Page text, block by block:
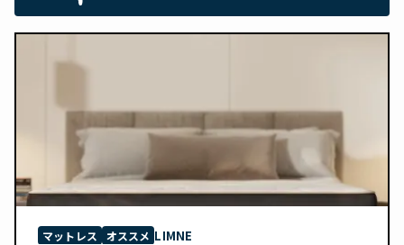
マットレス オススメ LIMNE